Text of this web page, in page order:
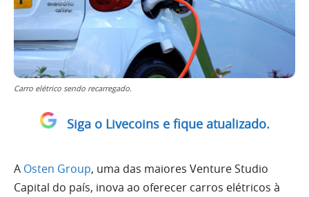
Carro elétrico sendo recarregado.
Siga o Livecoins e fique atualizado.
A Osten Group, uma das maiores Venture Studio
Capital do país, inova ao oferecer carros elétricos à